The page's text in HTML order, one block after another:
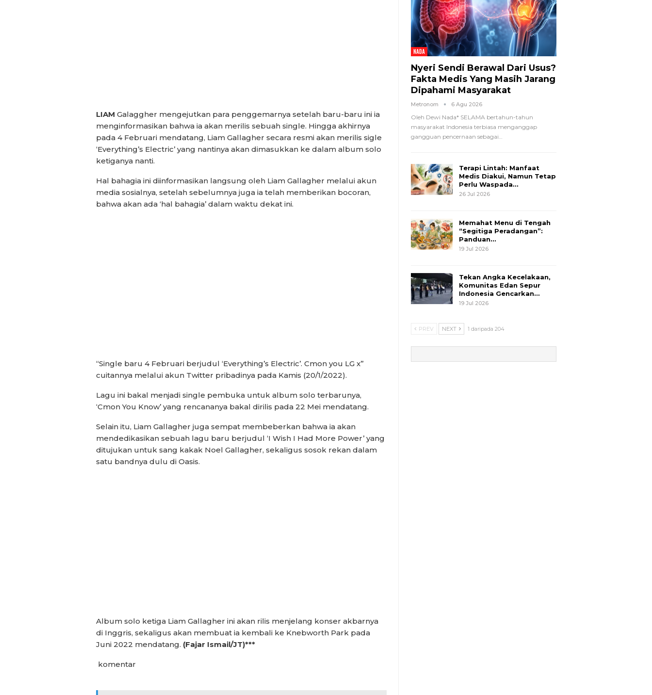
LIAM Galaggher mengejutkan para penggemarnya setelah baru-baru ini ia
menginformasikan bahwa ia akan merilis sebuah single. Hingga akhirnya
pada 4 Februari mendatang, Liam Gallagher secara resmi akan merilis sigle
‘Everything’s Electric’ yang nantinya akan dimasukkan ke dalam album solo
ketiganya nanti.
Hal bahagia ini diinformasikan langsung oleh Liam Gallagher melalui akun
media sosialnya, setelah sebelumnya juga ia telah memberikan bocoran,
bahwa akan ada ‘hal bahagia’ dalam waktu dekat ini.
“Single baru 4 Februari berjudul ‘Everything’s Electric’. Cmon you LG x”
cuitannya melalui akun Twitter pribadinya pada Kamis (20/1/2022).
Lagu ini bakal menjadi single pembuka untuk album solo terbarunya,
‘Cmon You Know’ yang rencananya bakal dirilis pada 22 Mei mendatang.
Selain itu, Liam Gallagher juga sempat membeberkan bahwa ia akan
mendedikasikan sebuah lagu baru berjudul ‘I Wish I Had More Power’ yang
ditujukan untuk sang kakak Noel Gallagher, sekaligus sosok rekan dalam
satu bandnya dulu di Oasis.
Album solo ketiga Liam Gallagher ini akan rilis menjelang konser akbarnya
di Inggris, sekaligus akan membuat ia kembali ke Knebworth Park pada
Juni 2022 mendatang. (Fajar Ismail/JT)***
komentar
NADA
Nyeri Sendi Berawal Dari Usus?
Fakta Medis Yang Masih Jarang
Dipahami Masyarakat
Metronom 6 Agu 2026
Oleh Dewi Nada* SELAMA bertahun-tahun
masyarakat Indonesia terbiasa menganggap
gangguan pencernaan sebagai…
Terapi Lintah: Manfaat
Medis Diakui, Namun Tetap
Perlu Waspada…
26 Jul 2026
Memahat Menu di Tengah
“Segitiga Peradangan”:
Panduan…
19 Jul 2026
Tekan Angka Kecelakaan,
Komunitas Edan Sepur
Indonesia Gencarkan…
19 Jul 2026
PREV NEXT 1 daripada 204